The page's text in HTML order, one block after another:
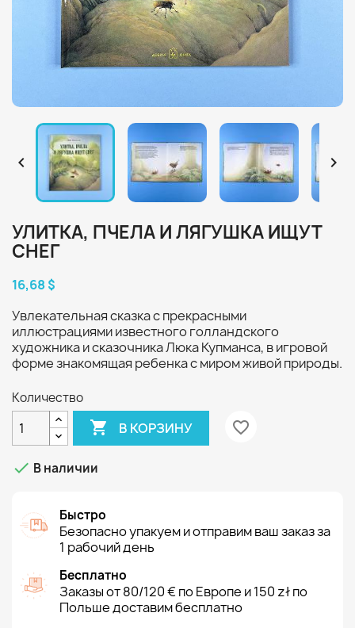
 
УЛИТКА, ПЧЕЛА И ЛЯГУШКА ИЩУТ
СНЕГ
16,68 $
Увлекательная сказка с прекрасными
иллюстрациями известного голландского
художника и сказочника Люка Купманса, в игровой
форме знакомящая ребенка с миром живой природы.
Количество
 В КОРЗИНУ favorite_border
 В наличии
Быстро
Безопасно упакуем и отправим ваш заказ за
1 рабочий день
Бесплатно
Заказы от 80/120 € по Европе и 150 zł по
Польше доставим бесплатно